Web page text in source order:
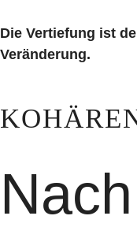
Die Vertiefung ist
Veränderung.